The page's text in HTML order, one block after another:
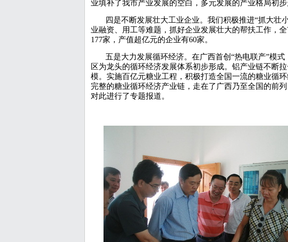
业填补了我市产业发展的空白，多元发展的产业格局初步
四是不断发展壮大工业企业。我们积极推进“抓大壮
业融资、用工等难题，抓好企业发展壮大的帮扶工作，
177家，产值超亿元的企业有60家。
五是大力发展循环经济。在广西首创“热电联产”模
区为龙头的循环经济发展体系初步形成。铝产业链不断
模。实施百亿元糖业工程，积极打造全国一流的糖业循
完整的糖业循环经济产业链，走在了广西乃至全国的前
对此进行了专题报道。